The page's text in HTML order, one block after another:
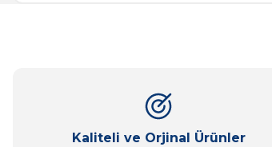
Ürün fiyatı diğer sitelerden daha pahalı.
Bu ürüne benzer farklı alternatifler olmalı.
Kaliteli ve Orjinal Ürünler